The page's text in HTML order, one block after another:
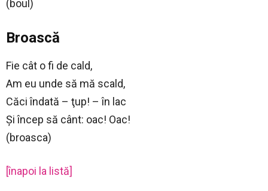
(boul)
Broască
Fie cât o fi de cald,
Am eu unde să mă scald,
Căci îndată – ţup! – în lac
Şi încep să cânt: oac! Oac!
(broasca)
[înapoi la listă]